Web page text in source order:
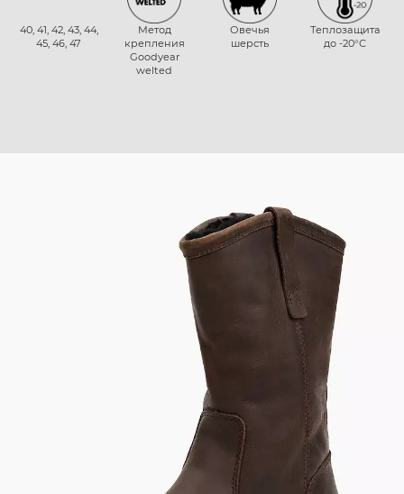
40, 41, 42, 43, 44,
45, 46, 47
Метод
крепления
Goodyear
welted
Овечья
шерсть
Теплозащита
до -20°С